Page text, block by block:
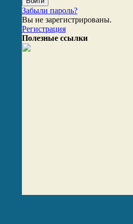
Забыли пароль?
Вы не зарегистрированы.
Регистрация
Полезные ссылки